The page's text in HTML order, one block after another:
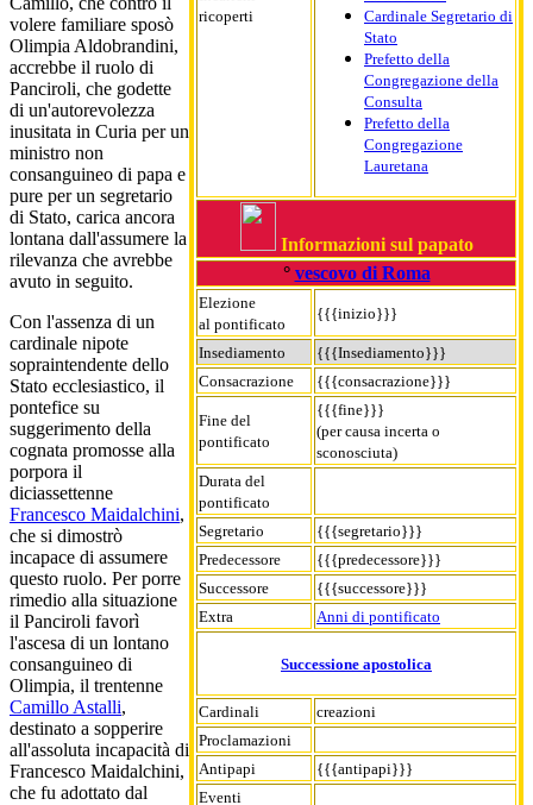
ricoperti
Cardinale Segretario di
Stato
Prefetto della
Congregazione della
Consulta
Prefetto della
Congregazione
Lauretana
Informazioni sul papato
° vescovo di Roma
Elezione
al pontificato
{{{inizio}}}
Insediamento
{{{Insediamento}}}
Consacrazione
{{{consacrazione}}}
Fine del
pontificato
{{{fine}}}
(per causa incerta o
sconosciuta)
Durata del
pontificato
Segretario
{{{segretario}}}
Predecessore
{{{predecessore}}}
Successore
{{{successore}}}
Extra
Anni di pontificato
Successione apostolica
Cardinali
creazioni
Proclamazioni
Antipapi
{{{antipapi}}}
Eventi
volere familiare sposò
Olimpia Aldobrandini,
accrebbe il ruolo di
Panciroli, che godette
di un'autorevolezza
inusitata in Curia per un
ministro non
consanguineo di papa e
pure per un segretario
di Stato, carica ancora
lontana dall'assumere la
rilevanza che avrebbe
avuto in seguito.
Con l'assenza di un
cardinale nipote
sopraintendente dello
Stato ecclesiastico, il
pontefice su
suggerimento della
cognata promosse alla
porpora il
diciassettenne
Francesco Maidalchini,
che si dimostrò
incapace di assumere
questo ruolo. Per porre
rimedio alla situazione
il Panciroli favorì
l'ascesa di un lontano
consanguineo di
Olimpia, il trentenne
Camillo Astalli,
destinato a sopperire
all'assoluta incapacità di
Francesco Maidalchini,
che fu adottato dal